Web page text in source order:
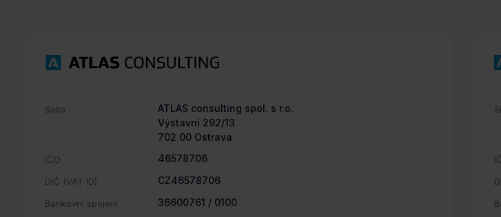
Sídlo
ATLAS consulting spol. s r.o.
Výstavní 292/13
702 00 Ostrava
IČO 46578706
DIČ (VAT ID) CZ46578706
Bankovní spojení 36600761 / 0100